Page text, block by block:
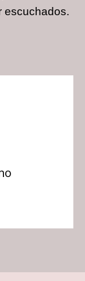
escuchados.